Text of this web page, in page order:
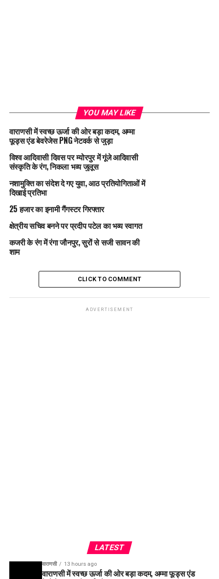
YOU MAY LIKE
वाराणसी में स्वच्छ ऊर्जा की ओर बड़ा कदम, अम्मा
फूड्स एंड बेवरेजेस PNG नेटवर्क से जुड़ा
विश्व आदिवासी दिवस पर म्योरपुर में गूंजे आदिवासी
संस्कृति के रंग, निकला भव्य जुलूस
नशामुक्ति का संदेश दे गए युवा, आठ प्रतियोगिताओं में
दिखाई प्रतिभा
25 हजार का इनामी गैंगस्टर गिरफ्तार
क्षेत्रीय सचिव बनने पर प्रदीप पटेल का भव्य स्वागत
कजरी के रंग में रंगा जौनपुर, सुरों से सजी सावन की
शाम
CLICK TO COMMENT
ADVERTISEMENT
LATEST
वाराणसी 13 hours ago
वाराणसी में स्वच्छ ऊर्जा की ओर बड़ा कदम, अम्मा फूड्स एंड